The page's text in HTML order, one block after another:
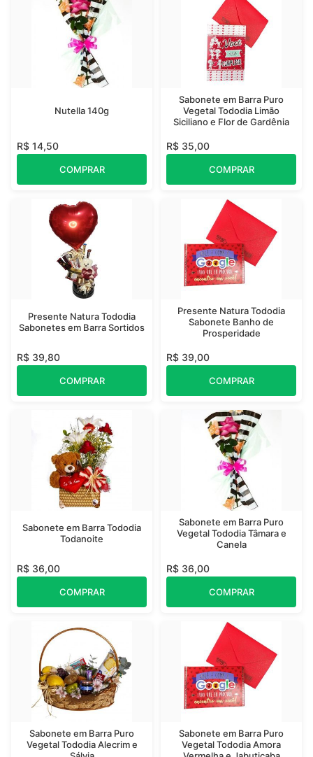
Nutella 140g
R$ 14,50
COMPRAR
Sabonete em Barra Puro
Vegetal Tododia Limão
Siciliano e Flor de Gardênia
R$ 35,00
COMPRAR
Presente Natura Tododia
Sabonetes em Barra Sortidos
R$ 39,80
COMPRAR
Presente Natura Tododia
Sabonete Banho de
Prosperidade
R$ 39,00
COMPRAR
Sabonete em Barra Tododia
Todanoite
R$ 36,00
COMPRAR
Sabonete em Barra Puro
Vegetal Tododia Tâmara e
Canela
R$ 36,00
COMPRAR
Sabonete em Barra Puro
Vegetal Tododia Alecrim e
Sabonete em Barra Puro
Vegetal Tododia Amora